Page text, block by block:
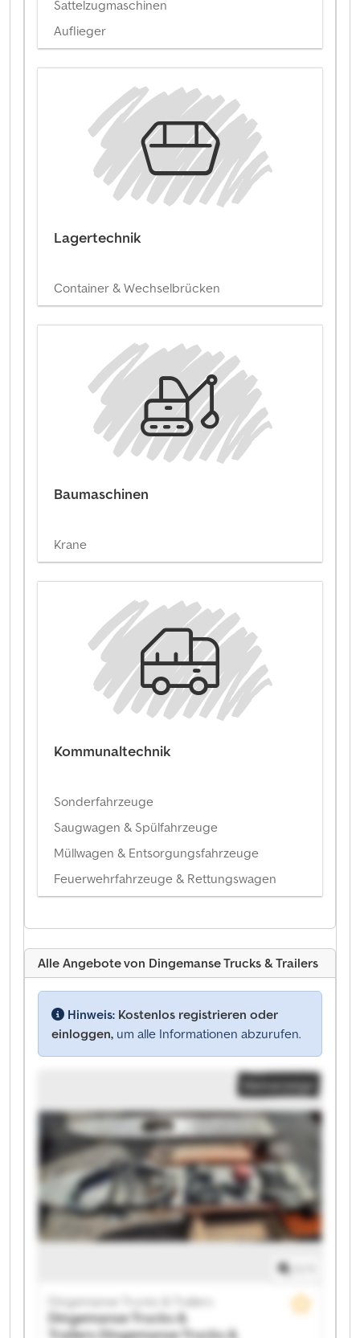
Sattelzugmaschinen
Auflieger
Lagertechnik
Container & Wechselbrücken
Baumaschinen
Krane
Kommunaltechnik
Sonderfahrzeuge
Saugwagen & Spülfahrzeuge
Müllwagen & Entsorgungsfahrzeuge
Feuerwehrfahrzeuge & Rettungswagen
Alle Angebote von Dingemanse Trucks & Trailers
Hinweis: Kostenlos registrieren oder
einloggen, um alle Informationen abzurufen.
Kleinanzeige
Dingemanse Trucks & Trailers
Dingemanse Trucks &